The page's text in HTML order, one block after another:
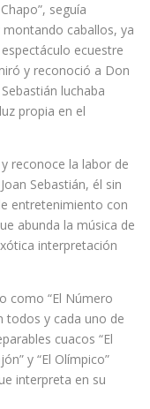
seguía
caballos, ya
ecuestre
y reconoció a Don
luchaba
propia en el
y reconoce la labor de
Sebastián, él sin
entretenimiento con
abunda la música de
interpretación
como “El Número
todos y cada uno de
cuacos “El
y “El Olímpico”
interpreta en su